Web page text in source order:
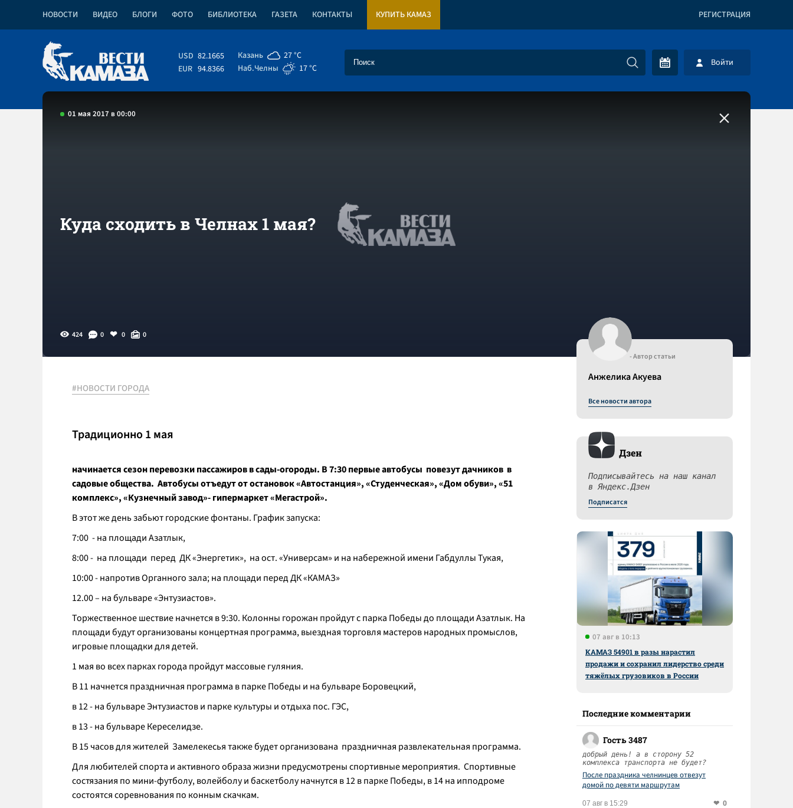
НОВОСТИ ВИДЕО БЛОГИ ФОТО БИБЛИОТЕКА ГАЗЕТА КОНТАКТЫ КУПИТЬ КАМАЗ РЕГИСТРАЦИЯ
USD 82.1665
EUR 94.8366
Казань
27 °C
Наб.Челны
17 °C Войти
01 мая 2017 в 00:00
Куда сходить в Челнах 1 мая?
424 0 0 0
#НОВОСТИ ГОРОДА
Традиционно 1 мая
начинается сезон перевозки пассажиров в сады-огороды. В 7:30 первые автобусы повезут дачников в
садовые общества. Автобусы отъедут от остановок «Автостанция», «Студенческая», «Дом обуви», «51
комплекс», «Кузнечный завод»- гипермаркет «Мегастрой».
В этот же день забьют городские фонтаны. График запуска:
7:00 - на площади Азатлык,
8:00 - на площади перед ДК «Энергетик», на ост. «Универсам» и на набережной имени Габдуллы Тукая,
10:00 - напротив Органного зала; на площади перед ДК «КАМАЗ»
12.00 – на бульваре «Энтузиастов».
Торжественное шествие начнется в 9:30. Колонны горожан пройдут с парка Победы до площади Азатлык. На
площади будут организованы концертная программа, выездная торговля мастеров народных промыслов,
игровые площадки для детей.
1 мая во всех парках города пройдут массовые гуляния.
В 11 начнется праздничная программа в парке Победы и на бульваре Боровецкий,
в 12 - на бульваре Энтузиастов и парке культуры и отдыха пос. ГЭС,
в 13 - на бульваре Кереселидзе.
В 15 часов для жителей Замелекесья также будет организована праздничная развлекательная программа.
Для любителей спорта и активного образа жизни предусмотрены спортивные мероприятия. Спортивные
состязания по мини-футболу, волейболу и баскетболу начнутся в 12 в парке Победы, в 14 на ипподроме
состоятся соревнования по конным скачкам.
- Автор статьи
Анжелика Акуева
Все новости автора
Дзен
Подписывайтесь на наш канал
в Яндекс.Дзен
Подписатся
07 авг в 10:13
КАМАЗ 54901 в разы нарастил
продажи и сохранил лидерство среди
тяжёлых грузовиков в России
Последние комментарии
Гость 3487
добрый день! а в сторону 52
комплекса транспорта не будет?
После праздника челнинцев отвезут
домой по девяти маршрутам
07 авг в 15:29 0